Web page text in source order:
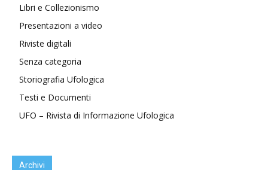
Libri e Collezionismo
Presentazioni a video
Riviste digitali
Senza categoria
Storiografia Ufologica
Testi e Documenti
UFO – Rivista di Informazione Ufologica
Archivi